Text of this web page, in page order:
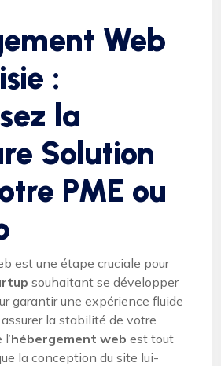
Web
:
la
Solution
PME ou
est une étape cruciale pour
souhaitant se développer
garantir une expérience fluide
la stabilité de votre
hébergement web est tout
la conception du site lui-